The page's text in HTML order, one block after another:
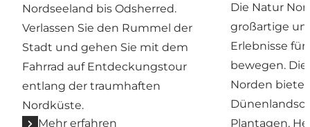
Nordseeland bis Odsherred.
Verlassen Sie den Rummel der
Stadt und gehen Sie mit dem
Fahrrad auf Entdeckungstour
entlang der traumhaften
Nordküste.
Mehr erfahren
Die Natur
großartige
Erlebnisse für
bewegen.
Norden
Plantagen,